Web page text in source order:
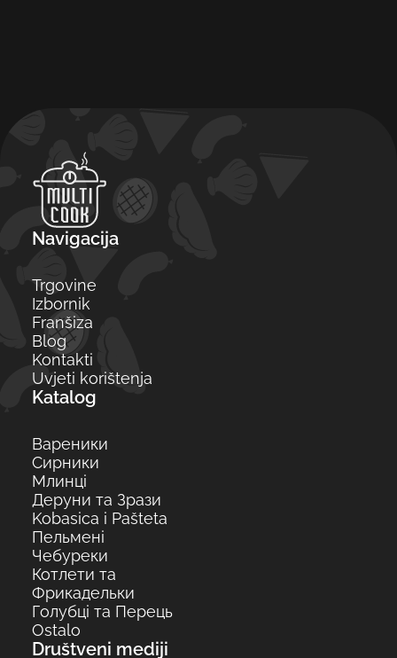
Navigacija
Trgovine
Izbornik
Franšiza
Blog
Kontakti
Uvjeti korištenja
Katalog
Вареники
Сирники
Млинці
Деруни та Зрази
Kobasica i Pašteta
Пельмені
Чебуреки
Котлети та
Фрикадельки
Голубці та Перець
Ostalo
Društveni mediji